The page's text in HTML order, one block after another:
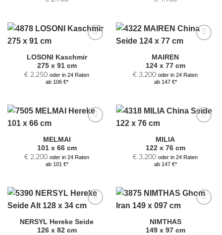
Auswahl
hinzufügen
LOSONI Kaschmir
275 x 91 cm
€ 2.250 oder in 24 Raten
ab 106 €*
MAIREN
124 x 77 cm
€ 3.200 oder in 24 Raten
ab 147 €*
MELMAI
101 x 66 cm
€ 2.200 oder in 24 Raten
ab 101 €*
MILIA
122 x 76 cm
€ 3.200 oder in 24 Raten
ab 147 €*
Auswahl
hinzufügen
NERSYL Hereke Seide
126 x 82 cm
hinzufügen
NIMTHAS
149 x 97 cm